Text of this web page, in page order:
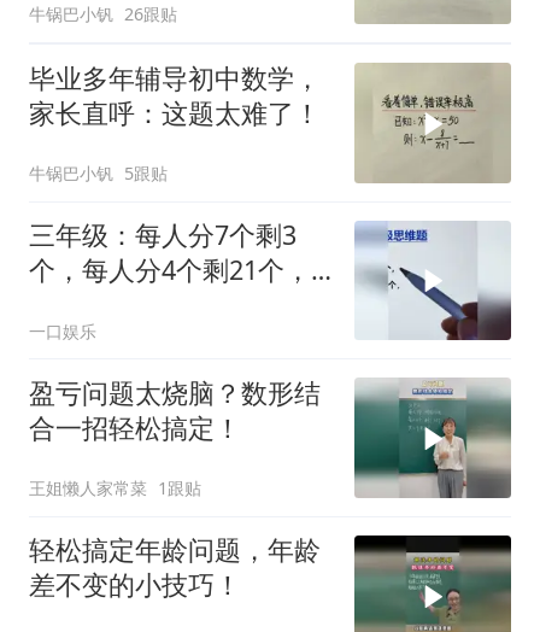
牛锅巴小钒 26跟贴
毕业多年辅导初中数学，
家长直呼：这题太难了！
牛锅巴小钒 5跟贴
三年级：每人分7个剩3
个，每人分4个剩21个，
一口娱乐
盈亏问题太烧脑？数形结
合一招轻松搞定！
王姐懒人家常菜 1跟贴
轻松搞定年龄问题，年龄
差不变的小技巧！